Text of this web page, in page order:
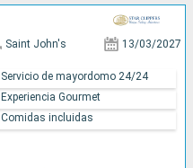
Saint John's 13/03/2027
Servicio de mayordomo 24/24
Experiencia Gourmet
Comidas incluidas